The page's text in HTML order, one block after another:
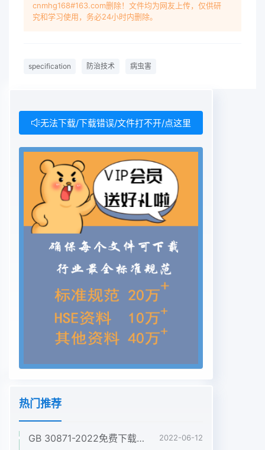
cnmhg168#163.com删除！文件均为网友上传，仅供研
究和学习使用，务必24小时内删除。
specification 防治技术 病虫害
无法下载/下载错误/文件打不开/点这里
热门推荐
GB 30871-2022免费下载危险化学品企业特殊作业安全规范 2022-06-12